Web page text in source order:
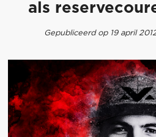
als
Gepubliceerd op 19 april